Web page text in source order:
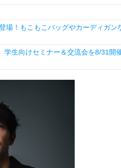
場！もこもこバッグやカーディガン
学生向けセミナー＆交流会を8/31